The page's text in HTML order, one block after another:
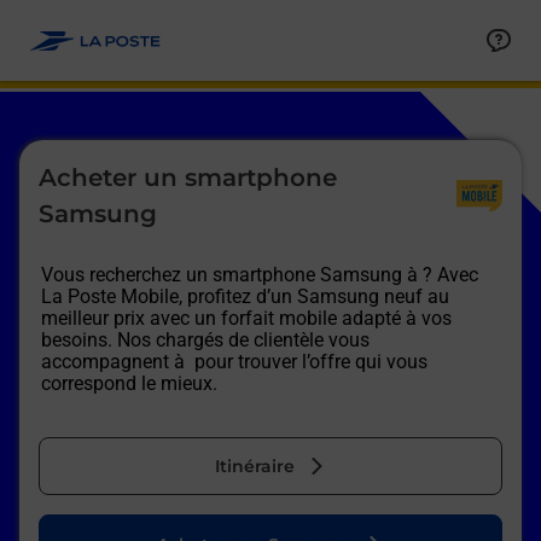
Acheter un smartphone
Samsung
Vous recherchez un smartphone Samsung à ? Avec
La Poste Mobile, profitez d’un Samsung neuf au
meilleur prix avec un forfait mobile adapté à vos
besoins. Nos chargés de clientèle vous
accompagnent à pour trouver l’offre qui vous
correspond le mieux.
Itinéraire
Le lien s'ouvre dans un nouvel onglet